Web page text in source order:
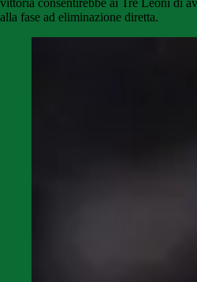
alla fase ad eliminazione diretta.